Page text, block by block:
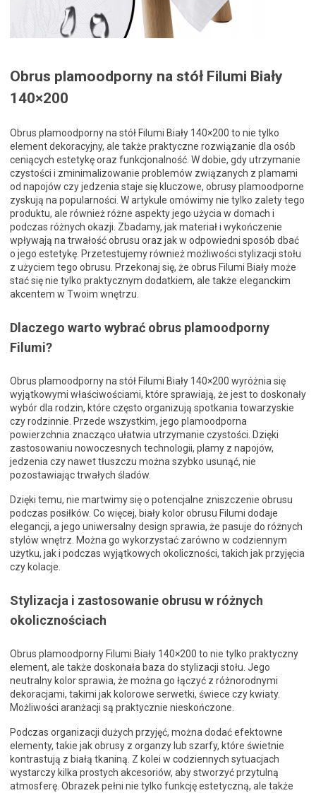
Obrus plamoodporny na stół Filumi Biały
140×200
Obrus plamoodporny na stół Filumi Biały 140×200 to nie tylko
element dekoracyjny, ale także praktyczne rozwiązanie dla osób
ceniących estetykę oraz funkcjonalność. W dobie, gdy utrzymanie
czystości i zminimalizowanie problemów związanych z plamami
od napojów czy jedzenia staje się kluczowe, obrusy plamoodporne
zyskują na popularności. W artykule omówimy nie tylko zalety tego
produktu, ale również różne aspekty jego użycia w domach i
podczas różnych okazji. Zbadamy, jak materiał i wykończenie
wpływają na trwałość obrusu oraz jak w odpowiedni sposób dbać
o jego estetykę. Przetestujemy również możliwości stylizacji stołu
z użyciem tego obrusu. Przekonaj się, że obrus Filumi Biały może
stać się nie tylko praktycznym dodatkiem, ale także eleganckim
akcentem w Twoim wnętrzu.
Dlaczego warto wybrać obrus plamoodporny
Filumi?
Obrus plamoodporny na stół Filumi Biały 140×200 wyróżnia się
wyjątkowymi właściwościami, które sprawiają, że jest to doskonały
wybór dla rodzin, które często organizują spotkania towarzyskie
czy rodzinnie. Przede wszystkim, jego plamoodporna
powierzchnia znacząco ułatwia utrzymanie czystości. Dzięki
zastosowaniu nowoczesnych technologii, plamy z napojów,
jedzenia czy nawet tłuszczu można szybko usunąć, nie
pozostawiając trwałych śladów.
Dzięki temu, nie martwimy się o potencjalne zniszczenie obrusu
podczas posiłków. Co więcej, biały kolor obrusu Filumi dodaje
elegancji, a jego uniwersalny design sprawia, że pasuje do różnych
stylów wnętrz. Można go wykorzystać zarówno w codziennym
użytku, jak i podczas wyjątkowych okoliczności, takich jak przyjęcia
czy kolacje.
Stylizacja i zastosowanie obrusu w różnych
okolicznościach
Obrus plamoodporny Filumi Biały 140×200 to nie tylko praktyczny
element, ale także doskonała baza do stylizacji stołu. Jego
neutralny kolor sprawia, że można go łączyć z różnorodnymi
dekoracjami, takimi jak kolorowe serwetki, świece czy kwiaty.
Możliwości aranżacji są praktycznie nieskończone.
Podczas organizacji dużych przyjęć, można dodać efektowne
elementy, takie jak obrusy z organzy lub szarfy, które świetnie
kontrastują z białą tkaniną. Z kolei w codziennych sytuacjach
wystarczy kilka prostych akcesoriów, aby stworzyć przytulną
atmosferę. Obrazek pełni nie tylko funkcję estetyczną, ale także